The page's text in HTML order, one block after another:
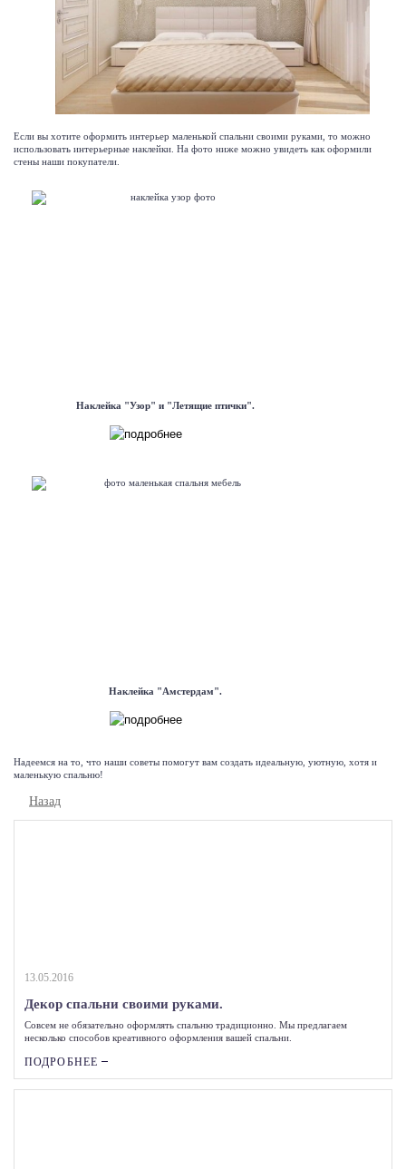
Если вы хотите оформить интерьер маленькой спальни своими руками, то можно
использовать интерьерные наклейки . На фото ниже можно увидеть как оформили
стены наши покупатели.
Наклейка "Узор" и "Летящие птички".
Наклейка "Амстердам".
Надеемся на то, что наши советы помогут вам создать идеальную, уютную, хотя и
маленькую спальню!
Назад
13.05.2016
Декор спальни своими руками.
Совсем не обязательно оформлять спальню традиционно. Мы предлагаем
несколько способов креативного оформления вашей спальни.
ПОДРОБНЕЕ